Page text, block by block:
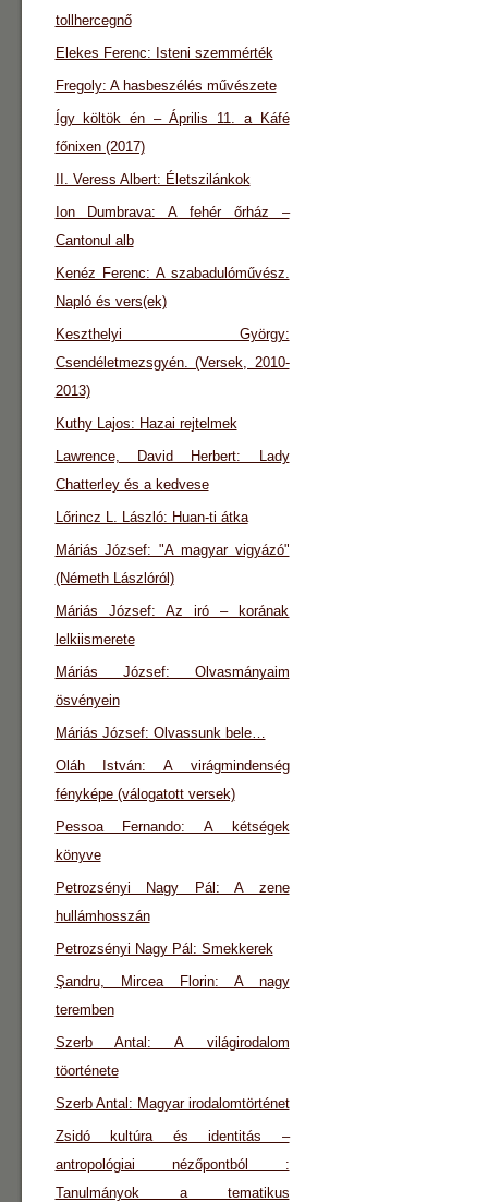
tollhercegnő
Elekes Ferenc: Isteni szemmérték
Fregoly: A hasbeszélés művészete
Így költök én – Április 11. a Káfé
főnixen (2017)
II. Veress Albert: Életszilánkok
Ion Dumbrava: A fehér őrház –
Cantonul alb
Kenéz Ferenc: A szabadulóművész.
Napló és vers(ek)
Keszthelyi György:
Csendéletmezsgyén. (Versek, 2010-
2013)
Kuthy Lajos: Hazai rejtelmek
Lawrence, David Herbert: Lady
Chatterley és a kedvese
Lőrincz L. László: Huan-ti átka
Máriás József: "A magyar vigyázó"
(Németh Lászlóról)
Máriás József: Az iró – korának
lelkiismerete
Máriás József: Olvasmányaim
ösvényein
Máriás József: Olvassunk bele…
Oláh István: A virágmindenség
fényképe (válogatott versek)
Pessoa Fernando: A kétségek
könyve
Petrozsényi Nagy Pál: A zene
hullámhosszán
Petrozsényi Nagy Pál: Smekkerek
Şandru, Mircea Florin: A nagy
teremben
Szerb Antal: A világirodalom
töorténete
Szerb Antal: Magyar irodalomtörténet
Zsidó kultúra és identitás –
antropológiai nézőpontból :
Tanulmányok a tematikus